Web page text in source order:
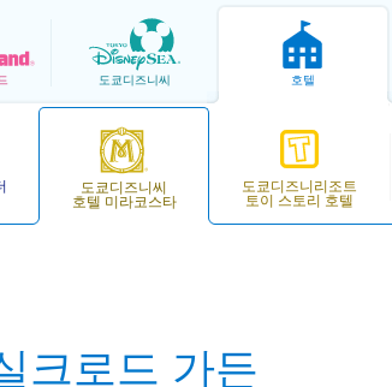
도쿄디즈니씨 호텔
도쿄디즈니씨
호텔 미라코스타
도쿄디즈니리조트
토이 스토리 호텔
크로드 가든